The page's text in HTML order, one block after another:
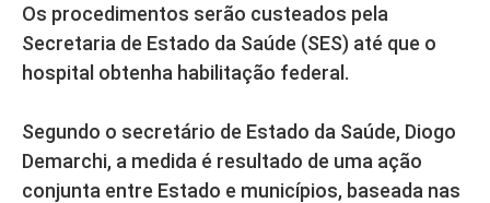
Os procedimentos serão custeados pela
Secretaria de Estado da Saúde (SES) até que o
hospital obtenha habilitação federal.
Segundo o secretário de Estado da Saúde, Diogo
Demarchi, a medida é resultado de uma ação
conjunta entre Estado e municípios, baseada nas